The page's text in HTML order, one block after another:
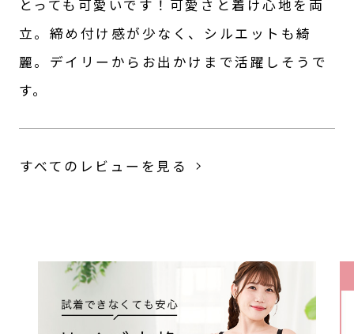
とっても可愛いです！可愛さと着け心地を両
立。締め付け感が少なく、シルエットも綺
麗。デイリーからお出かけまで活躍しそうで
す。
すべてのレビューを見る